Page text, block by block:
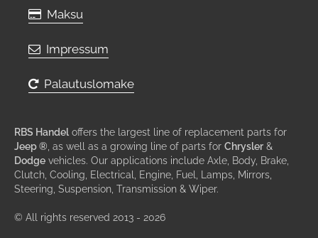
Maksu
Impressum
Palautuslomake
RBS Handel offers the largest line of replacement parts for
Jeep ® , as well as a growing line of parts for Chrysler &
Dodge vehicles. Our applications include Axle, Body, Brake,
Clutch, Cooling, Electrical, Engine, Fuel, Lamps, Mirrors,
Steering, Suspension, Transmission & Wiper.
© All rights reserved 2013 - 2026